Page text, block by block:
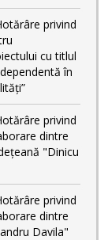
privind
cu titlul
în
privind
dintre
"Dinicu
privind
dintre
Davila"